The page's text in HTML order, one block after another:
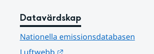
Datavärdskap
Nationella emissionsdatabasen
Länk till annan webbplats.